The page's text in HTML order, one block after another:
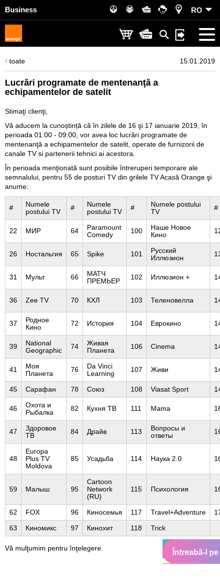
Business RO
toate 15.01.2019
Lucrări programate de mentenanţă a
echipamentelor de satelit
Stimaţi clienţi,
Vă aducem la cunoștință că în zilele de 16 şi 17 ianuarie 2019, în
perioada 01:00 - 09:00, vor avea loc lucrări programate de
mentenanţă a echipamentelor de satelit, operate de furnizorii de
canale TV si partenerii tehnici ai acestora.
În perioada menţionată sunt posibile întreruperi temporare ale
semnalului, pentru 55 de posturi TV din grilele TV Acasă Orange şi
anume:
#
Numele
postului TV
#
Numele
postului TV
#
Numele postului
TV
#
22 МИР 64
Paramount
Comedy
100
Наше Новое
Кино
26 Ностальгия 65 Spike 101
Русский
Иллюзион
31 Мульт 66
МАТЧ
ПРЕМЬЕР
102 Иллюзион +
36 Zee TV 70 КХЛ 103 Теленовелла
37
Родное
Кино
72 История 104 Еврокино
39
National
Geographic
74
Живая
Планета
106 Cinema
41
Моя
Планета
76
Da Vinci
Learning
107 Живи
45 Сарафан 78 Союз 108 Viasat Sport
46
Охота и
Рыбалка
82 Кухня ТВ 111 Mama
47
Здоровое
ТВ
84 Драйв 113
Вопросы и
ответы
48
Europa
Plus TV
Moldova
85 Усадьба 114 Наука 2.0
59 Малыш 95
Cartoon
Network
(RU)
115 Психология
62 FOX 96 Киносемья 117 Travel+Adventure
63
Киномикс 97 Кинохит 118 Trick
Vă mulţumim pentru înţelegere. Întreabă-l pe